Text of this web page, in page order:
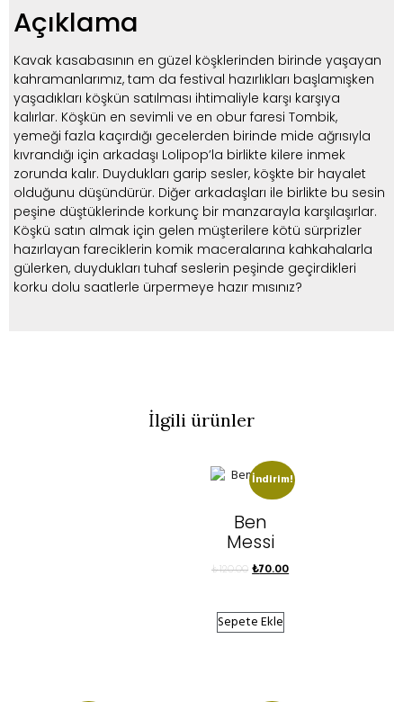
Açıklama
Kavak kasabasının en güzel köşklerinden birinde yaşayan
kahramanlarımız, tam da festival hazırlıkları başlamışken
yaşadıkları köşkün satılması ihtimaliyle karşı karşıya
kalırlar. Köşkün en sevimli ve en obur faresi Tombik,
yemeği fazla kaçırdığı gecelerden birinde mide ağrısıyla
kıvrandığı için arkadaşı Lolipop’la birlikte kilere inmek
zorunda kalır. Duydukları garip sesler, köşkte bir hayalet
olduğunu düşündürür. Diğer arkadaşları ile birlikte bu sesin
peşine düştüklerinde korkunç bir manzarayla karşılaşırlar.
Köşkü satın almak için gelen müşterilere kötü sürprizler
hazırlayan fareciklerin komik maceralarına kahkahalarla
gülerken, duydukları tuhaf seslerin peşinde geçirdikleri
korku dolu saatlerle ürpermeye hazır mısınız?
İlgili ürünler
İndirim!
Ben
Messi
₺120.00 ₺70.00
Sepete Ekle